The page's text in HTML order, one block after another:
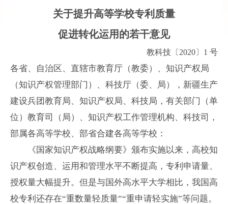
关于提升高等学校专利质量
促进转化运用的若干意见
教科技〔 2020〕 1 号
各省、自治区、直辖市教育厅（教委）、知识产权局
（知识产权管理部门）、科技厅（委、局），新疆生产
建设兵团教育局、知识产权局、科技局，有关部门（单
位）教育司（局）、知识产权工作管理机构、科技司，
部属各高等学校、部省合建各高等学校：
《国家知识产权战略纲要》颁布实施以来，高校知
识产权创造、运用和管理水平不断提高，专利申请量、
授权量大幅提升。但是与国外高水平大学相比，我国高
校专利还存在“重数量轻质量”“重申请轻实施”等问题。